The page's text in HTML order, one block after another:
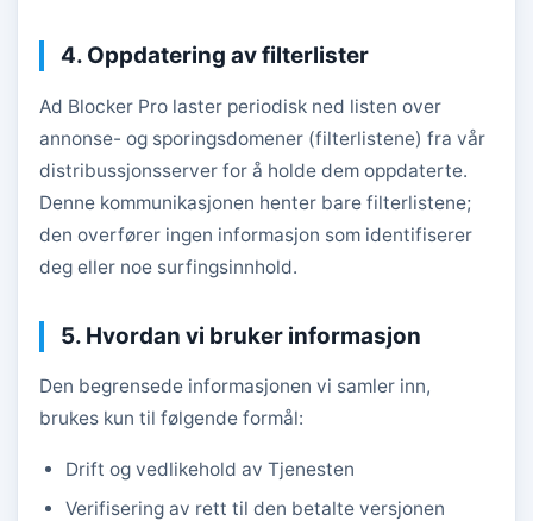
4. Oppdatering av filterlister
Ad Blocker Pro laster periodisk ned listen over
annonse- og sporingsdomener (filterlistene) fra vår
distribussjonsserver for å holde dem oppdaterte.
Denne kommunikasjonen henter bare filterlistene;
den overfører ingen informasjon som identifiserer
deg eller noe surfingsinnhold.
5. Hvordan vi bruker informasjon
Den begrensede informasjonen vi samler inn,
brukes kun til følgende formål:
Drift og vedlikehold av Tjenesten
Verifisering av rett til den betalte versjonen